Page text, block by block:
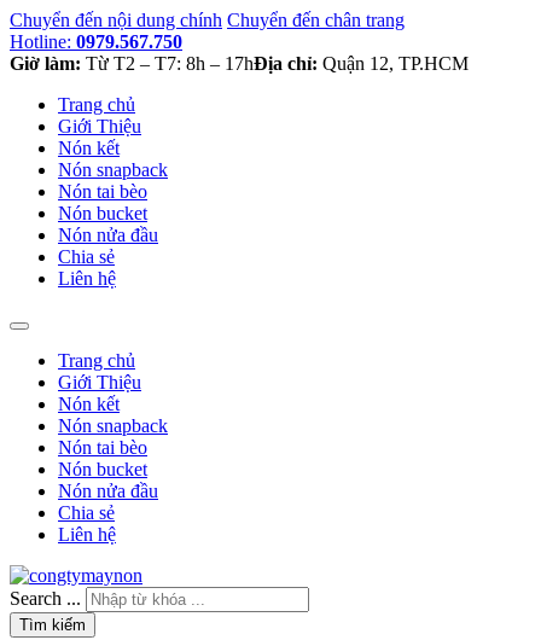
Chuyển đến nội dung chính Chuyển đến chân trang
Hotline: 0979.567.750
Giờ làm: Từ T2 – T7: 8h – 17hĐịa chỉ: Quận 12, TP.HCM
Trang chủ
Giới Thiệu
Nón kết
Nón snapback
Nón tai bèo
Nón bucket
Nón nửa đầu
Chia sẻ
Liên hệ
Trang chủ
Giới Thiệu
Nón kết
Nón snapback
Nón tai bèo
Nón bucket
Nón nửa đầu
Chia sẻ
Liên hệ
Search ...
Tìm kiếm